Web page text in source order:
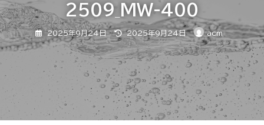
2509_MW-400
2025年9月24日
最
終
更
新
日
時
2025年9月24日 acm